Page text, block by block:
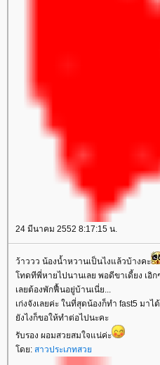
24 มีนาคม 2552 8:17:15 น.
ว้าววว น้องน้ำหวานเป็นไงแล้วบ้างคะ
ทดทีพี่หายไปนานเลย พอดีขาเดี้ยง เอิก
เลยต้องพักฟื้นอยู่บ้านเนี่ย...
เก่งจังเลยค่ะ ในที่สุดน้องก็ทำ fast5 มา
ังไงก็ขอให้ทำต่อไปนะคะ
รับรอง ผอมสวยสมใจแน่ค่ะ
ดย: สาวประเภทสว